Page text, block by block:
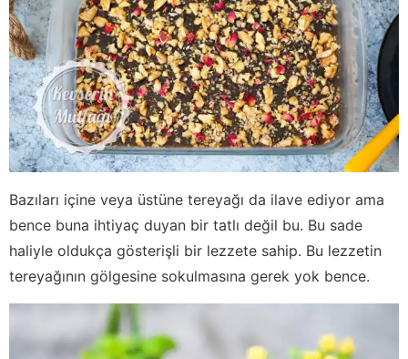
Bazıları içine veya üstüne tereyağı da ilave ediyor ama
bence buna ihtiyaç duyan bir tatlı değil bu. Bu sade
haliyle oldukça gösterişli bir lezzete sahip. Bu lezzetin
tereyağının gölgesine sokulmasına gerek yok bence.